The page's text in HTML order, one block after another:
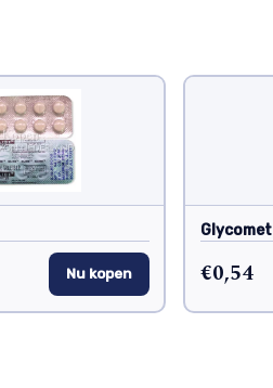
Nu kopen
Glycomet
€0,54